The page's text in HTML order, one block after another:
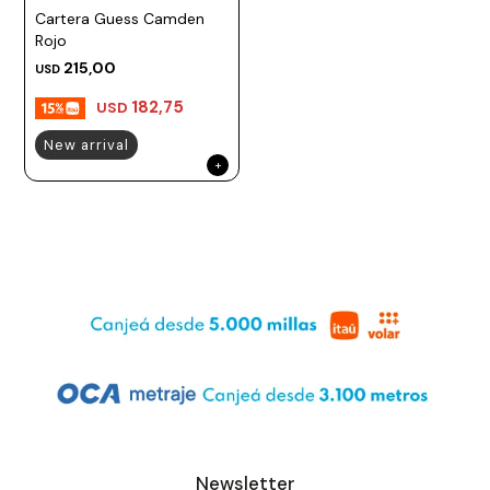
Cartera Guess Camden
Rojo
USD 215,00
USD 182,75
New arrival
Newsletter
Prune
Mistral
Camelbak
Lamy
Kaweco